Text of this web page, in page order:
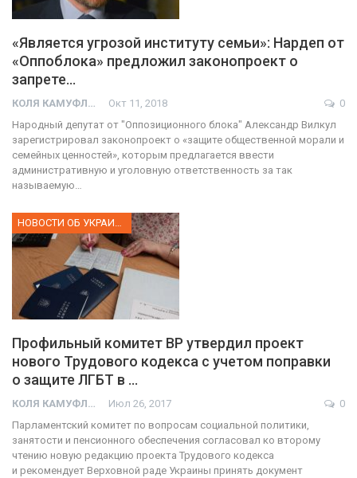
«Является угрозой институту семьи»: Нардеп от
«Оппоблока» предложил законопроект о
запрете…
КОЛЯ КАМУФЛЯЖ Окт 11, 2018
0
Народный депутат от "Оппозиционного блока" Александр Вилкул
зарегистрировал законопроект о «защите общественной морали и
семейных ценностей», которым предлагается ввести
административную и уголовную ответственность за так
называемую…
НОВОСТИ ОБ УКРАИНЕ
Профильный комитет ВР утвердил проект
нового Трудового кодекса с учетом поправки
о защите ЛГБТ в …
КОЛЯ КАМУФЛЯЖ Июл 26, 2017
0
Парламентский комитет по вопросам социальной политики,
занятости и пенсионного обеспечения согласовал ко второму
чтению новую редакцию проекта Трудового кодекса
и рекомендует Верховной раде Украины принять документ